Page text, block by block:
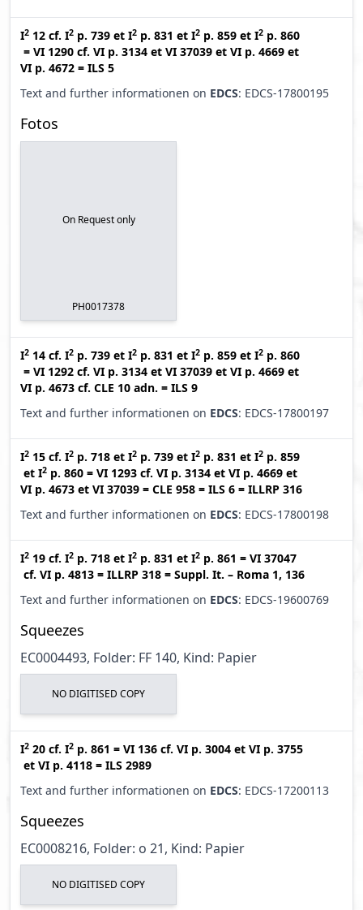
I2 12 cf. I2 p. 739 et I2 p. 831 et I2 p. 859 et I2 p. 860
= VI 1290 cf. VI p. 3134 et VI 37039 et VI p. 4669 et
VI p. 4672 = ILS 5
Text and further informationen on EDCS: EDCS-17800195
Fotos
On Request only
PH0017378
I2 14 cf. I2 p. 739 et I2 p. 831 et I2 p. 859 et I2 p. 860
= VI 1292 cf. VI p. 3134 et VI 37039 et VI p. 4669 et
VI p. 4673 cf. CLE 10 adn. = ILS 9
Text and further informationen on EDCS: EDCS-17800197
I2 15 cf. I2 p. 718 et I2 p. 739 et I2 p. 831 et I2 p. 859
et I2 p. 860 = VI 1293 cf. VI p. 3134 et VI p. 4669 et
VI p. 4673 et VI 37039 = CLE 958 = ILS 6 = ILLRP 316
Text and further informationen on EDCS: EDCS-17800198
I2 19 cf. I2 p. 718 et I2 p. 831 et I2 p. 861 = VI 37047
cf. VI p. 4813 = ILLRP 318 = Suppl. It. – Roma 1, 136
Text and further informationen on EDCS: EDCS-19600769
Squeezes
EC0004493, Folder: FF 140, Kind: Papier
NO DIGITISED COPY
I2 20 cf. I2 p. 861 = VI 136 cf. VI p. 3004 et VI p. 3755
et VI p. 4118 = ILS 2989
Text and further informationen on EDCS: EDCS-17200113
Squeezes
EC0008216, Folder: o 21, Kind: Papier
NO DIGITISED COPY